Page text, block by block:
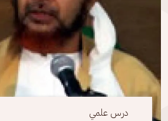
درس علمي